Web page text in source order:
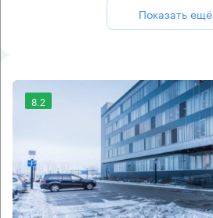
Показать ещё
8.2